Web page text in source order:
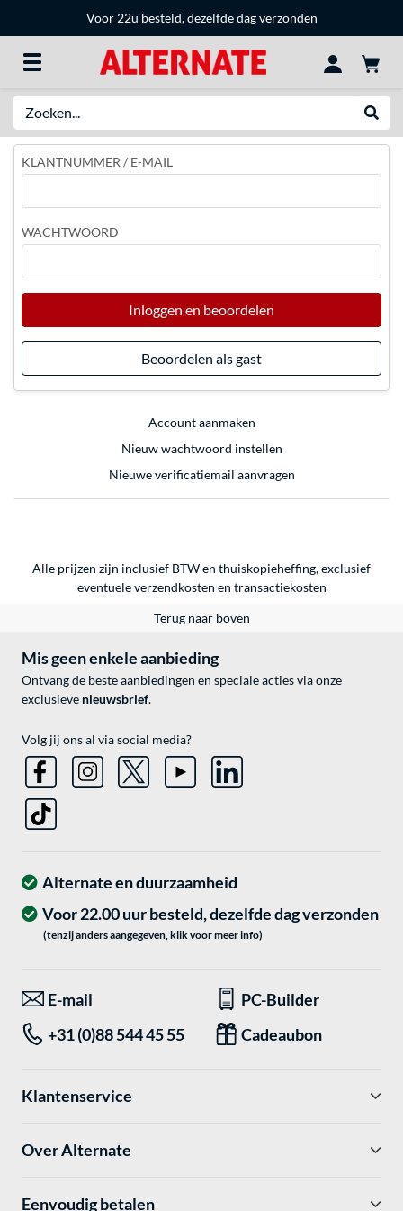
Voor 22u besteld, dezelfde dag verzonden
KLANTNUMMER / E-MAIL
WACHTWOORD
Inloggen en beoordelen
Beoordelen als gast
Account aanmaken
Nieuw wachtwoord instellen
Nieuwe verificatiemail aanvragen
Alle prijzen zijn inclusief BTW en thuiskopieheffing, exclusief
eventueleverzendkosten en transactiekosten
Terug naar boven
Mis geen enkele aanbieding
Ontvang de beste aanbiedingen en speciale acties via onze
exclusieve nieuwsbrief.
Volg jij ons al via social media?
Alternate en duurzaamheid
Voor 22.00 uur besteld, dezelfde dag verzonden
(tenzij anders aangegeven, klik voor meer info)
E-mail
PC-Builder
+31 (0)88 544 45 55
Cadeaubon
Klantenservice
Over Alternate
Eenvoudig betalen